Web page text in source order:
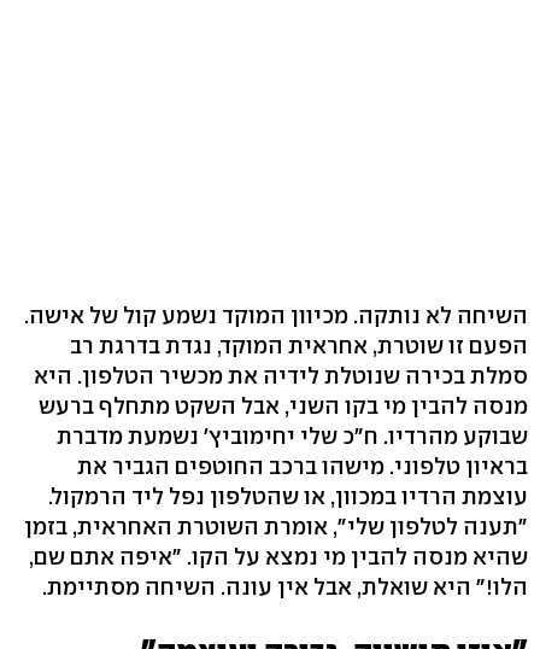
השיחה לא נותקה. מכיוון המוקד נשמע קול של אישה.
הפעם זו שוטרת, אחראית המוקד, נגדת בדרגת רב
סמלת בכירה שנוטלת לידיה את מכשיר הטלפון. היא
מנסה להבין מי בקו השני, אבל השקט מתחלף ברעש
שבוקע מהרדיו. ח"כ שלי יחימוביץ' נשמעת מדברת
בראיון טלפוני. מישהו ברכב החוטפים הגביר את
עוצמת הרדיו במכוון, או שהטלפון נפל ליד הרמקול.
"תענה לטלפון שלי", אומרת השוטרת האחראית, בזמן
שהיא מנסה להבין מי נמצא על הקו. "איפה אתם שם,
הלו!" היא שואלת, אבל אין עונה. השיחה מסתיימת.